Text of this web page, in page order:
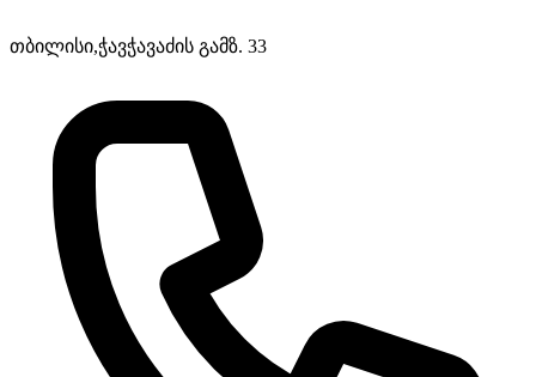
თბილისი,ჭავჭავაძის გამზ. 33